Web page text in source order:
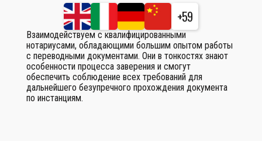
+59
Взаимодействуем с квалифицированными
нотариусами, обладающими большим опытом работы
с переводными документами. Они в тонкостях знают
особенности процесса заверения и смогут
обеспечить соблюдение всех требований для
дальнейшего безупречного прохождения документа
по инстанциям.